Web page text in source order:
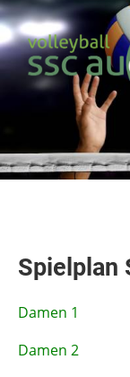
Spielplan
Damen 1
Damen 2